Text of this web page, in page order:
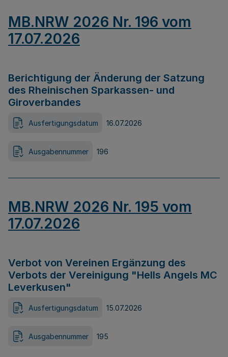
MB.NRW 2026 Nr. 196 vom
17.07.2026
Berichtigung der Änderung der Satzung
des Rheinischen Sparkassen- und
Giroverbandes
Ausfertigungsdatum 16.07.2026
Ausgabennummer 196
MB.NRW 2026 Nr. 195 vom
17.07.2026
Verbot von Vereinen Ergänzung des
Verbots der Vereinigung "Hells Angels MC
Leverkusen"
Ausfertigungsdatum 15.07.2026
Ausgabennummer 195